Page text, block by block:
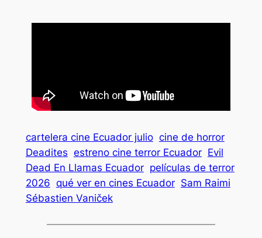
cartelera cine Ecuador julio cine de horror
Deadites estreno cine terror Ecuador Evil
Dead En Llamas Ecuador películas de terror
2026 qué ver en cines Ecuador Sam Raimi
Sébastien Vaniček